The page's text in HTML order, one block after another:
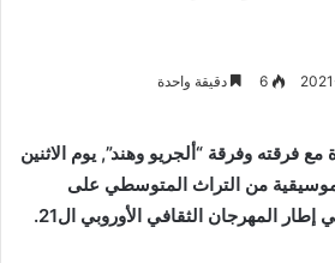
6 دقيقة واحدة
فرقته وفرقة “ألجريو وهند”, يوم الاثنين
موسيقية من التراث المتوسطي على
المهرجان الثقافي الأوروبي ال21.